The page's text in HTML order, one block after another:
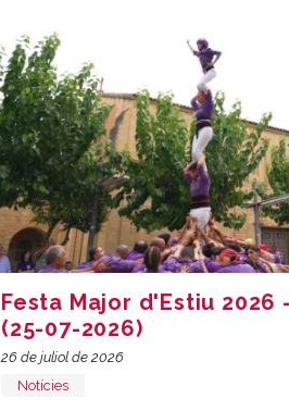
Festa Major d'Estiu 2026
(25-07-2026)
26 de juliol de 2026
Notícies